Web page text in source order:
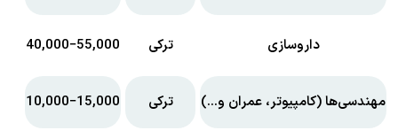
داروسازی ترکی 40,000−55,000
مهندسی‌ها (کامپیوتر، عمران و…) ترکی 10,000−15,000